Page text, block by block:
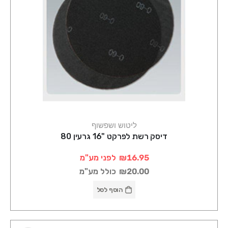
ליטוש ושפשוף
דיסק רשת לפרקט "16 גרעין 80
₪16.95 לפני מע"מ
₪20.00 כולל מע"מ
הוסף לסל